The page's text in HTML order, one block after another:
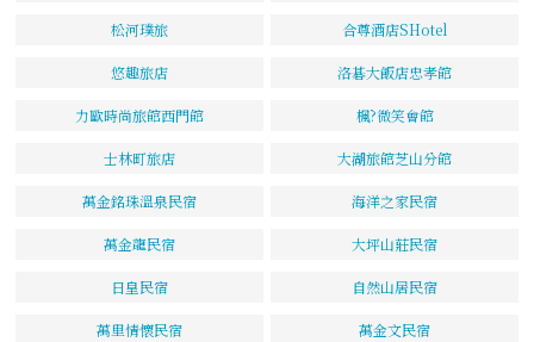
松河璞旅 合尊酒店SHotel
悠趣旅店 洛碁大飯店忠孝館
力歐時尚旅館西門館 楓?微笑會館
士林町旅店 大湖旅館芝山分館
萬金銘珠溫泉民宿 海洋之家民宿
萬金龍民宿 大坪山莊民宿
日皇民宿 自然山居民宿
萬里情懷民宿 萬金文民宿